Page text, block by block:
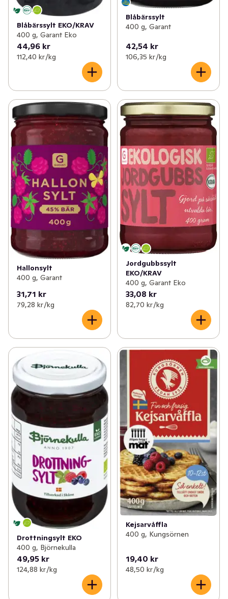
Blåbärssylt EKO/KRAV
400 g, Garant Eko
44,96 kr
112,40 kr /kg
Blåbärssylt
400 g, Garant
42,54 kr
106,35 kr /kg
Hallonsylt
400 g, Garant
31,71 kr
79,28 kr /kg
Jordgubbssylt
EKO/KRAV
400 g, Garant Eko
33,08 kr
82,70 kr /kg
Drottningsylt EKO
400 g, Björnekulla
49,95 kr
124,88 kr /kg
Kejsarvåffla
400 g, Kungsörnen
19,40 kr
48,50 kr /kg